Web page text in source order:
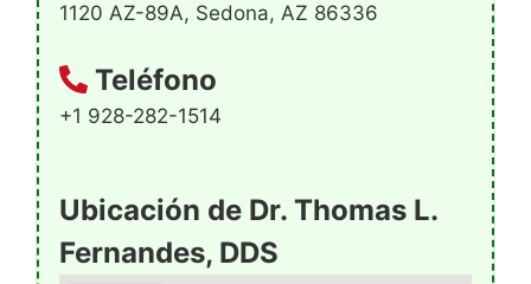
1120 AZ-89A, Sedona, AZ 86336
Teléfono
+1 928-282-1514
Ubicación de Dr. Thomas L.
Fernandes, DDS